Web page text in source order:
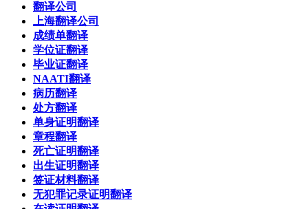
翻译公司
上海翻译公司
成绩单翻译
学位证翻译
毕业证翻译
NAATI翻译
病历翻译
处方翻译
单身证明翻译
章程翻译
死亡证明翻译
出生证明翻译
签证材料翻译
无犯罪记录证明翻译